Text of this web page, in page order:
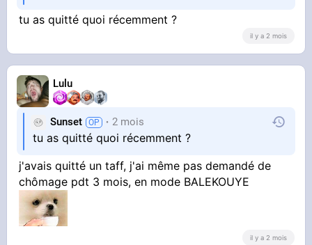
tu as quitté quoi récemment ?
il y a 2 mois
Lulu
Sunset 2 mois
tu as quitté quoi récemment ?
j'avais quitté un taff, j'ai même pas demandé de
chômage pdt 3 mois, en mode BALEKOUYE
il y a 2 mois